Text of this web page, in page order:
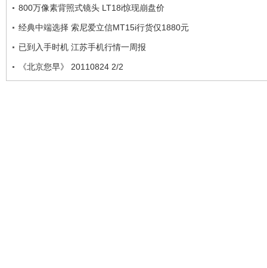
800万像素背照式镜头 LT18i惊现崩盘价
经典中端选择 索尼爱立信MT15i行货仅1880元
已到入手时机 江苏手机行情一周报
《北京您早》 20110824 2/2